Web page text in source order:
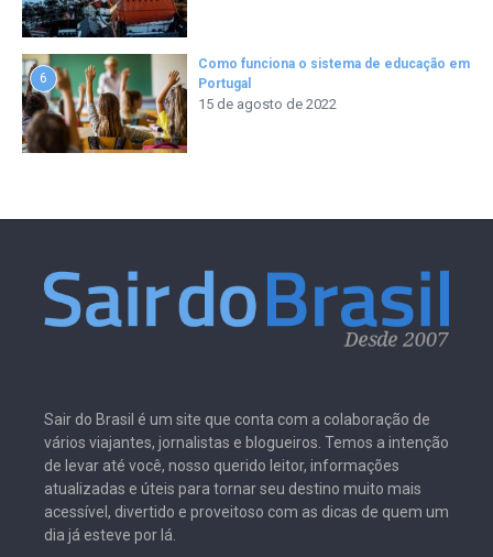
6
Como funciona o sistema de educação em
Portugal
15 de agosto de 2022
Sair do Brasil é um site que conta com a colaboração de
vários viajantes, jornalistas e blogueiros. Temos a intenção
de levar até você, nosso querido leitor, informações
atualizadas e úteis para tornar seu destino muito mais
acessível, divertido e proveitoso com as dicas de quem um
dia já esteve por lá.